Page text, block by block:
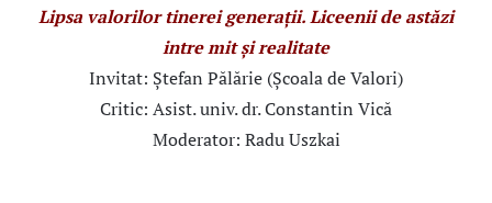
Lipsa valorilor tinerei generații. Liceenii de astăzi
intre mit și realitate
Invitat: Ștefan Pălărie (Școala de Valori)
Critic: Asist. univ. dr. Constantin Vică
Moderator: Radu Uszkai